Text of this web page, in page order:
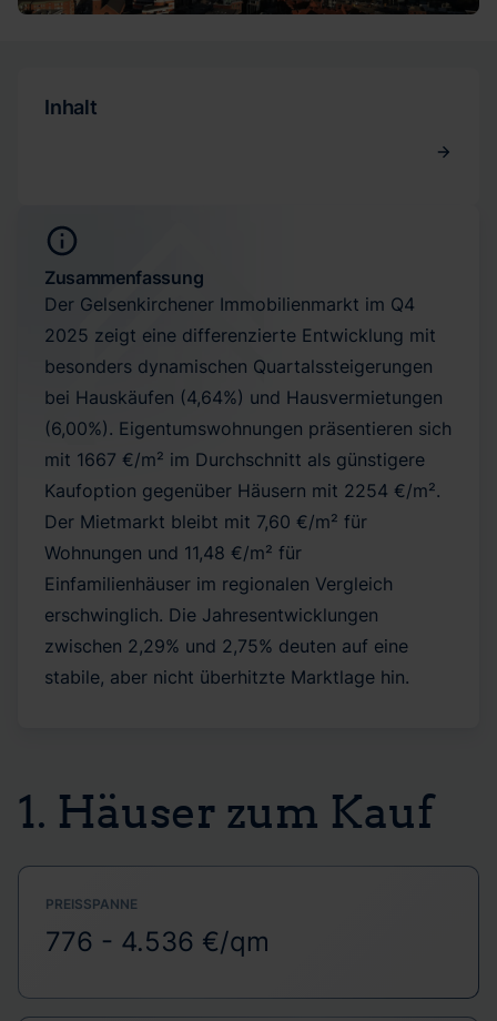
Inhalt
Zusammenfassung
Der Gelsenkirchener Immobilienmarkt im Q4
2025 zeigt eine differenzierte Entwicklung mit
besonders dynamischen Quartalssteigerungen
bei Hauskäufen (4,64%) und Hausvermietungen
(6,00%). Eigentumswohnungen präsentieren sich
mit 1667 €/m² im Durchschnitt als günstigere
Kaufoption gegenüber Häusern mit 2254 €/m².
Der Mietmarkt bleibt mit 7,60 €/m² für
Wohnungen und 11,48 €/m² für
Einfamilienhäuser im regionalen Vergleich
erschwinglich. Die Jahresentwicklungen
zwischen 2,29% und 2,75% deuten auf eine
stabile, aber nicht überhitzte Marktlage hin.
1. Häuser zum Kauf
PREISSPANNE
776 - 4.536 €/qm